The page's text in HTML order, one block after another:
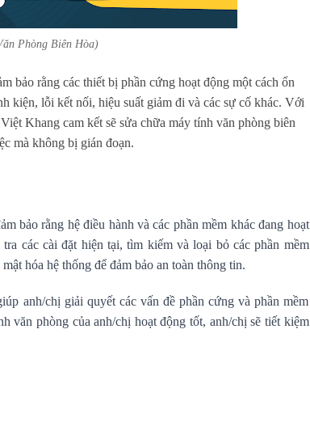
Phòng Biên Hòa)
bảo rằng các thiết bị phần cứng hoạt động một cách ổn
kiện, lỗi kết nối, hiệu suất giảm đi và các sự cố khác. Với
Khang cam kết sẽ sửa chữa máy tính văn phòng biên
mà không bị gián đoạn.
bảo rằng hệ điều hành và các phần mềm khác đang hoạt
các cài đặt hiện tại, tìm kiếm và loại bỏ các phần mềm
hóa hệ thống để đảm bảo an toàn thông tin.
anh/chị giải quyết các vấn đề phần cứng và phần mềm
văn phòng của anh/chị hoạt động tốt, anh/chị sẽ tiết kiệm